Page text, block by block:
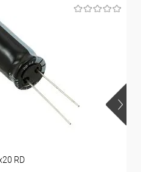
RD